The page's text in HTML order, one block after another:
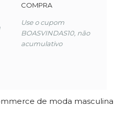
COMPRA
Use o cupom
BOASVINDAS10, não
acumulativo
de moda masculina